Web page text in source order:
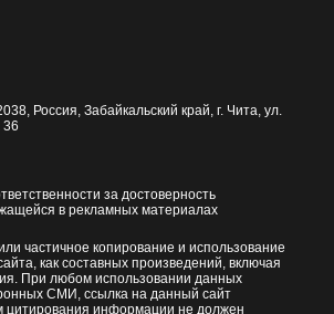
, Россия, Забайкальский край, г. Чита, ул.
36
за достоверность
в рекламных материалах
частичное копирование и использование
как составных произведений, включая
При любом использовании данных
СМИ, ссылка на данный сайт
цитирования информации не должен